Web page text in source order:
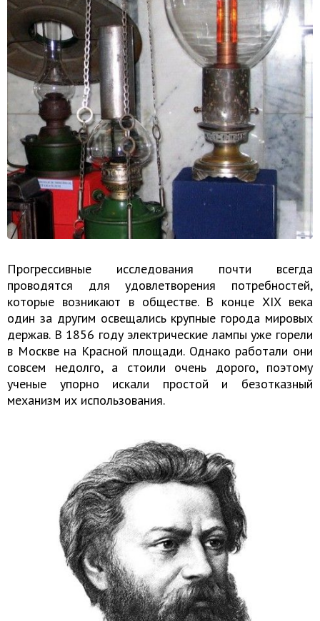
Прогрессивные исследования почти всегда
проводятся для удовлетворения потребностей,
которые возникают в обществе. В конце XIX века
один за другим освещались крупные города мировых
держав. В 1856 году электрические лампы уже горели
в Москве на Красной площади. Однако работали они
совсем недолго, а стоили очень дорого, поэтому
ученые упорно искали простой и безотказный
механизм их использования.